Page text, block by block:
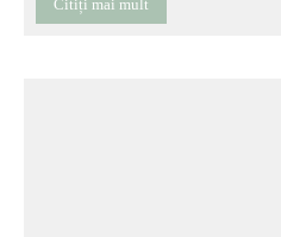
Citiți mai mult